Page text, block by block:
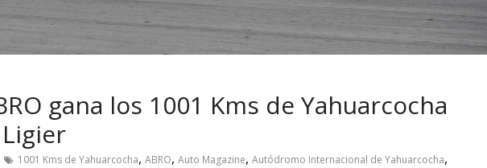
gana los 1001 Kms de Yahuarcocha
1001 Kms de Yahuarcocha, ABRO, Auto Magazine, Autódromo Internacional de Yahuarcocha,